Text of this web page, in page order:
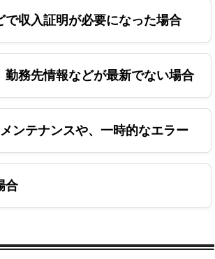
収入証明が必要になった場合
務先情報などが最新でない場合
ンテナンスや、一時的なエラー
合